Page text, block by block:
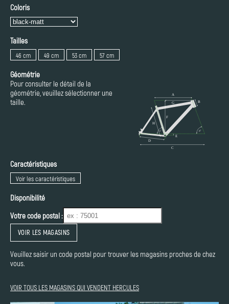
Coloris
Tailles
46 cm 49 cm 53 cm 57 cm
Géométrie
Pour consulter le détail de la
géométrie, veuillez sélectionner une
taille.
Caractéristiques
Voir les caractéristiques
Disponibilité
Votre code postal :
VOIR LES MAGASINS
Veuillez saisir un code postal pour trouver les magasins proches de chez
vous.
VOIR TOUS LES MAGASINS QUI VENDENT HERCULES